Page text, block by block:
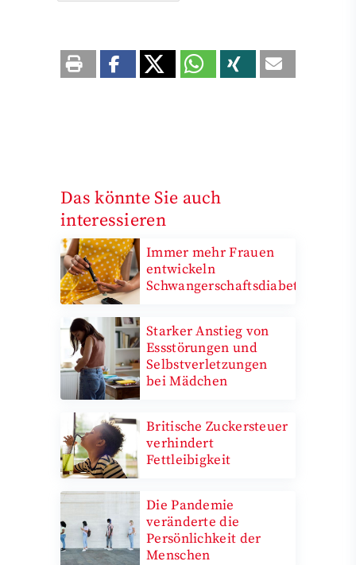
Das könnte Sie auch
interessieren
Immer mehr Frauen
entwickeln
Schwangerschaftsdiabetes
Starker Anstieg von
Essstörungen und
Selbstverletzungen
bei Mädchen
Britische Zuckersteuer
verhindert
Fettleibigkeit
Die Pandemie
veränderte die
Persönlichkeit der
Menschen